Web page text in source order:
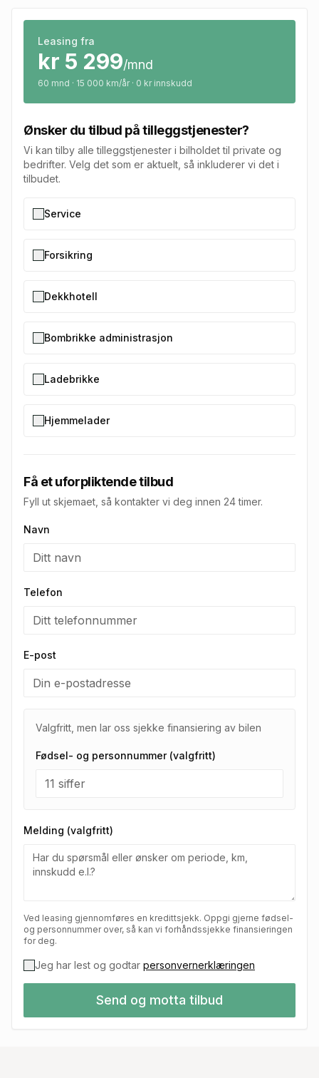
Leasing fra
kr 5 299/mnd
60 mnd · 15 000 km/år · 0 kr innskudd
Ønsker du tilbud på tilleggstjenester?
Vi kan tilby alle tilleggstjenester i bilholdet til private og
bedrifter. Velg det som er aktuelt, så inkluderer vi det i
tilbudet.
Service
Forsikring
Dekkhotell
Bombrikke administrasjon
Ladebrikke
Hjemmelader
Få et uforpliktende tilbud
Fyll ut skjemaet, så kontakter vi deg innen 24 timer.
Navn
Telefon
E-post
Valgfritt, men lar oss sjekke finansiering av bilen
Fødsel- og personnummer (valgfritt)
Melding (valgfritt)
Ved leasing gjennomføres en kredittsjekk. Oppgi gjerne fødsel-
og personnummer over, så kan vi forhåndssjekke finansieringen
for deg.
Jeg har lest og godtar personvernerklæringen
Send og motta tilbud